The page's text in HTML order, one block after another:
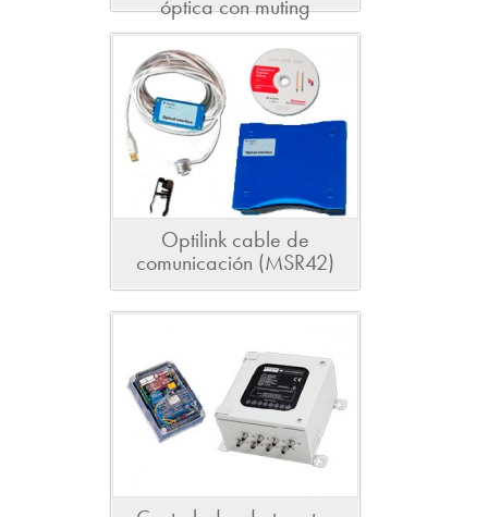
óptica con muting
Optilink cable de
comunicación (MSR42)